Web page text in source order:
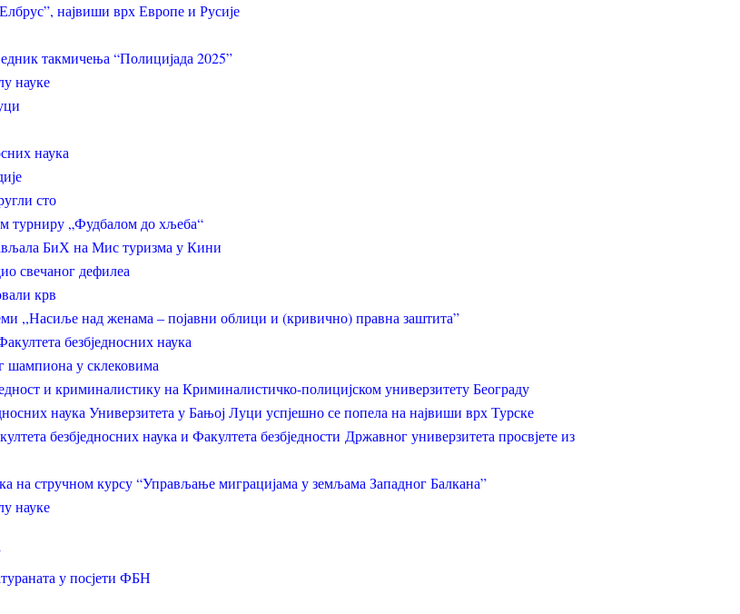
највиши врх Европе и Русије
такмичења “Полицијада 2025”
науке
наука
сто
турниру „Фудбалом до хљеба“
БиХ на Мис туризма у Кини
свечаног дефилеа
крв
,,Насиље над женама ‒ појавни облици и (кривично) правна заштита”
безбједносних наука
шампиона у склековима
и криминалистику на Криминалистичко-полицијском универзитету Београду
наука Универзитета у Бањој Луци успјешно се попела на највиши врх Турске
безбједносних наука и Факултета безбједности Државног универзитета просвјете из
стручном курсу “Управљање миграцијама у земљама Западног Балкана”
науке
у посјети ФБН